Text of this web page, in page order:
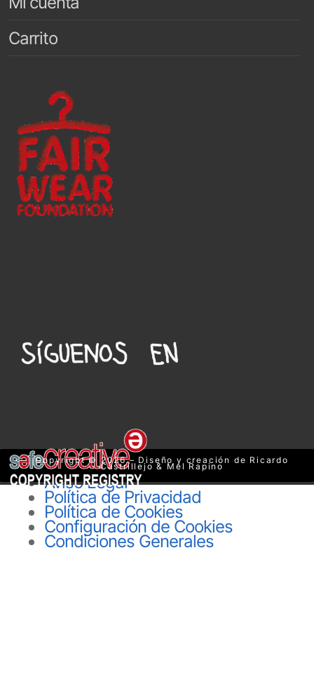
Carrito
Copyright © 2026 – Diseño y creación de Ricardo
Castrillejo & Mel Rapino
Aviso Legal
Política de Privacidad
Política de Cookies
Configuración de Cookies
Condiciones Generales